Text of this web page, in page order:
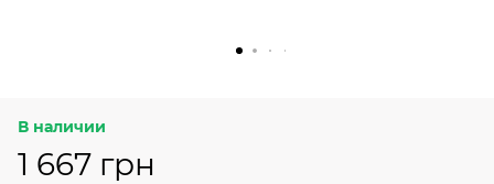
В наличии
1 667 грн